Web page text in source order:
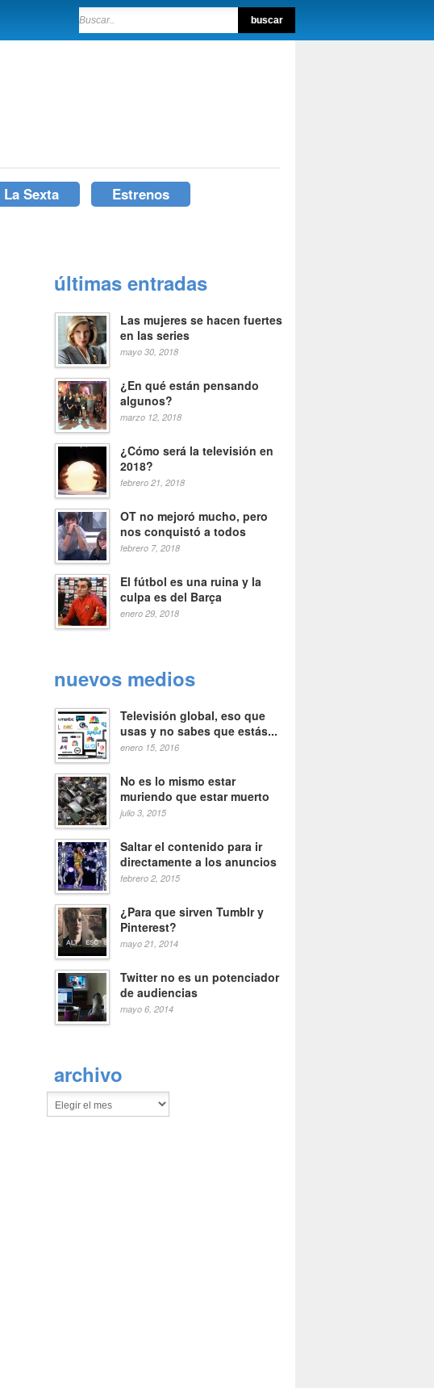
La Sexta Estrenos
últimas entradas
Las mujeres se hacen fuertes
en las series
mayo 30, 2018
¿En qué están pensando
algunos?
marzo 12, 2018
¿Cómo será la televisión en
2018?
febrero 21, 2018
OT no mejoró mucho, pero
nos conquistó a todos
febrero 7, 2018
El fútbol es una ruina y la
culpa es del Barça
enero 29, 2018
nuevos medios
Televisión global, eso que
usas y no sabes que estás...
enero 15, 2016
No es lo mismo estar
muriendo que estar muerto
julio 3, 2015
Saltar el contenido para ir
directamente a los anuncios
febrero 2, 2015
¿Para que sirven Tumblr y
Pinterest?
mayo 21, 2014
Twitter no es un potenciador
de audiencias
mayo 6, 2014
archivo